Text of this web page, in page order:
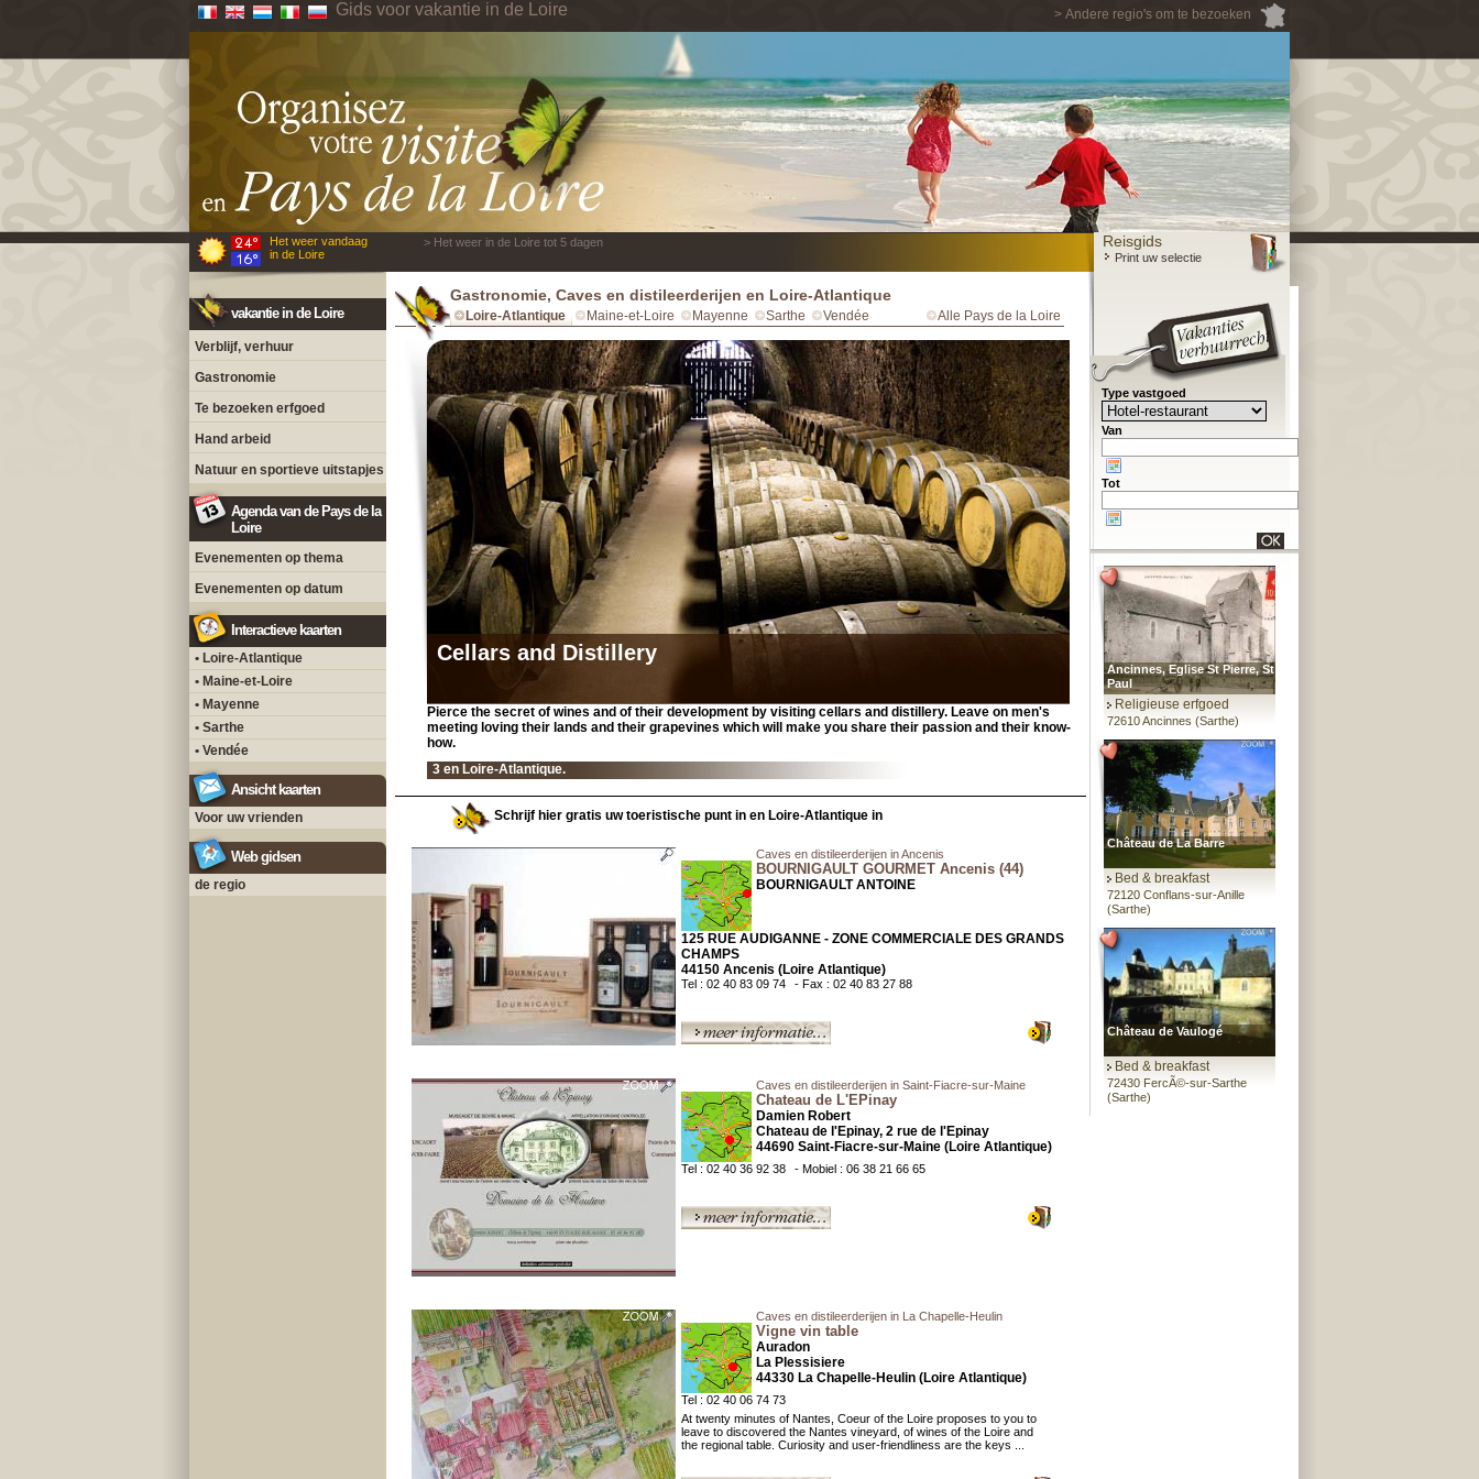
> Andere regio's om te bezoeken
Gids voor vakantie in de Loire
Het weer vandaag
in de Loire
> Het weer in de Loire tot 5 dagen Reisgids
Print uw selectie
vakantie in de Loire
Verblijf, verhuur
Gastronomie
Te bezoeken erfgoed
Hand arbeid
Natuur en sportieve uitstapjes
Agenda van de Pays de la
Loire
Evenementen op thema
Evenementen op datum
Interactieve kaarten
• Loire-Atlantique
• Maine-et-Loire
• Mayenne
• Sarthe
• Vendée
Ansicht kaarten
Voor uw vrienden
Web gidsen
de regio
Gastronomie, Caves en distileerderijen en Loire-Atlantique
Loire-Atlantique Maine-et-Loire Mayenne Sarthe Vendée Alle Pays de la Loire
Cellars and Distillery
Pierce the secret of wines and of their development by visiting cellars and distillery. Leave on men's
meeting loving their lands and their grapevines which will make you share their passion and their know-
how.
3 en Loire-Atlantique.
Schrijf hier gratis uw toeristische punt in en Loire-Atlantique in
Caves en distileerderijen in Ancenis
BOURNIGAULT GOURMET Ancenis (44)
BOURNIGAULT ANTOINE
125 RUE AUDIGANNE - ZONE COMMERCIALE DES GRANDS
CHAMPS
44150 Ancenis (Loire Atlantique)
Tel : 02 40 83 09 74 - Fax : 02 40 83 27 88
Caves en distileerderijen in Saint-Fiacre-sur-Maine
Chateau de L'EPinay
Damien Robert
Chateau de l'Epinay, 2 rue de l'Epinay
44690 Saint-Fiacre-sur-Maine (Loire Atlantique)
Tel : 02 40 36 92 38 - Mobiel : 06 38 21 66 65
Caves en distileerderijen in La Chapelle-Heulin
Vigne vin table
Auradon
La Plessisiere
44330 La Chapelle-Heulin (Loire Atlantique)
Tel : 02 40 06 74 73
At twenty minutes of Nantes, Coeur of the Loire proposes to you to
leave to discovered the Nantes vineyard, of wines of the Loire and
the regional table. Curiosity and user-friendliness are the keys ...
Type vastgoed
Van
Tot
Ancinnes, Eglise St Pierre, St
Paul
Religieuse erfgoed
72610 Ancinnes (Sarthe)
Château de La Barre
Bed & breakfast
72120 Conflans-sur-Anille
(Sarthe)
Château de Vaulogé
Bed & breakfast
72430 FercÃ©-sur-Sarthe
(Sarthe)